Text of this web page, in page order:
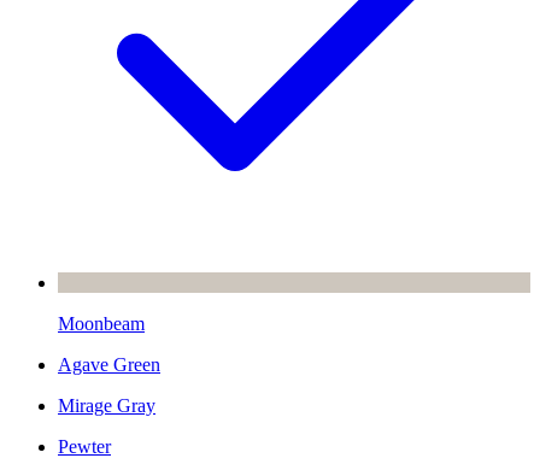
Moonbeam
Agave Green
Mirage Gray
Pewter